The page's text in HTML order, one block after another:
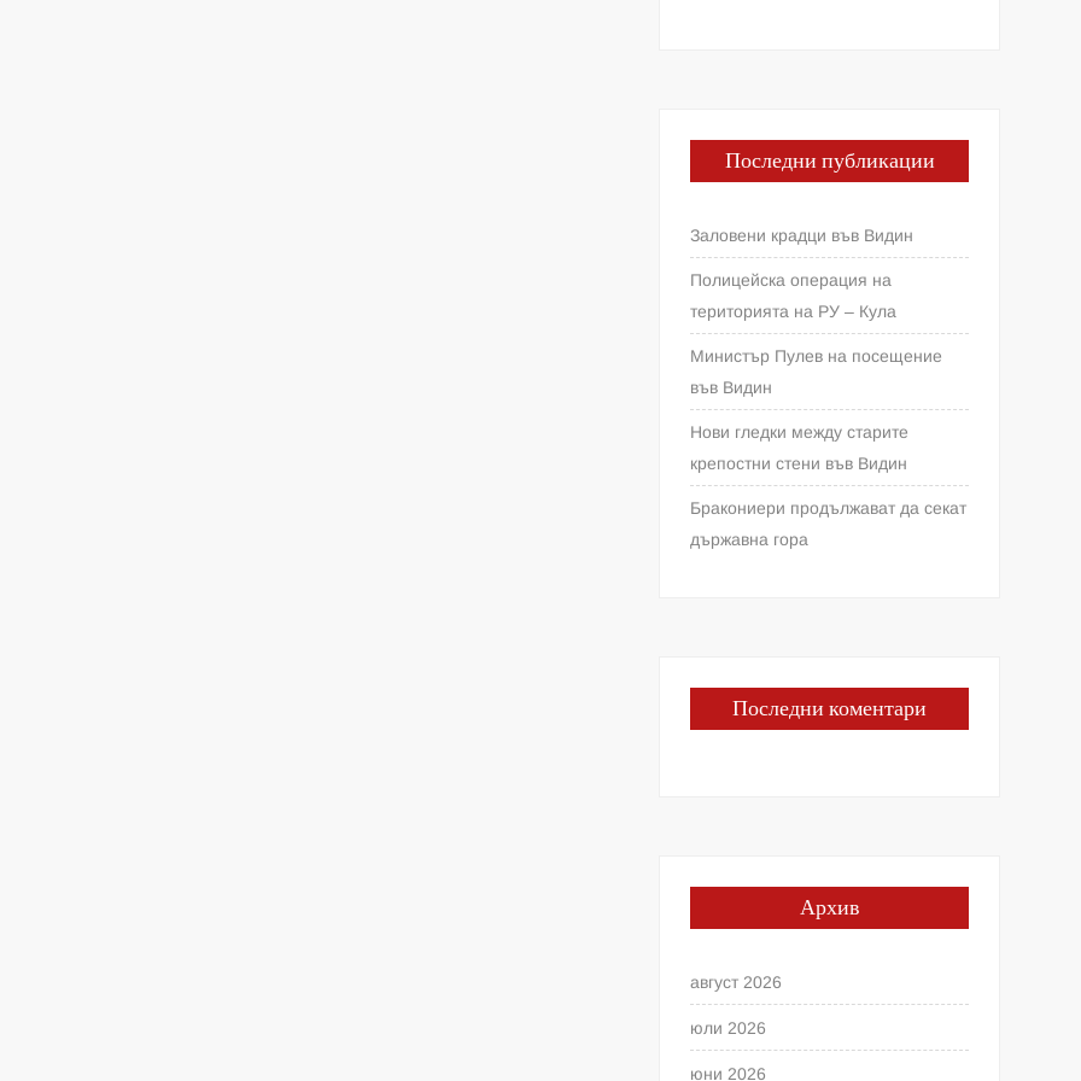
Последни публикации
Заловени крадци във Видин
Полицейска операция на
територията на РУ – Кула
Министър Пулев на посещение
във Видин
Нови гледки между старите
крепостни стени във Видин
Бракониери продължават да секат
държавна гора
Последни коментари
Архив
август 2026
юли 2026
юни 2026